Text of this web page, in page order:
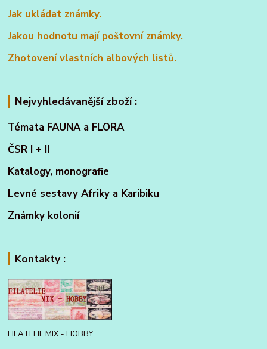
Jak ukládat známky.
Jakou hodnotu mají poštovní známky.
Zhotovení vlastních albových listů.
Nejvyhledávanější zboží :
Témata FAUNA a FLORA
ČSR I + II
Katalogy, monografie
Levné sestavy Afriky a Karibiku
Známky kolonií
Kontakty :
FILATELIE MIX - HOBBY